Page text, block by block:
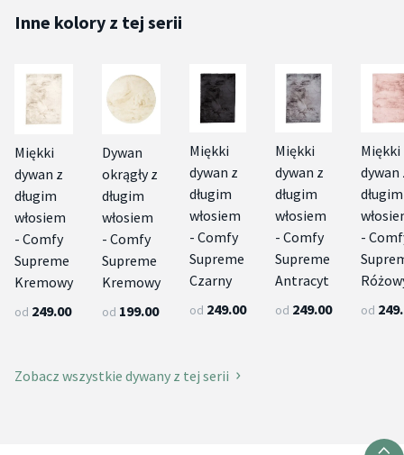
Inne kolory z tej serii
Miękki
dywan z
długim
włosiem
- Comfy
Supreme
Kremowy
od 249.00
Dywan
okrągły z
długim
włosiem
- Comfy
Supreme
Kremowy
od 199.00
Miękki
dywan z
długim
włosiem
- Comfy
Supreme
Czarny
od 249.00
Miękki
dywan z
długim
włosiem
- Comfy
Supreme
Antracyt
od 249.00
Miękki
dywan
długim
-
od
Zobacz wszystkie dywany z tej serii